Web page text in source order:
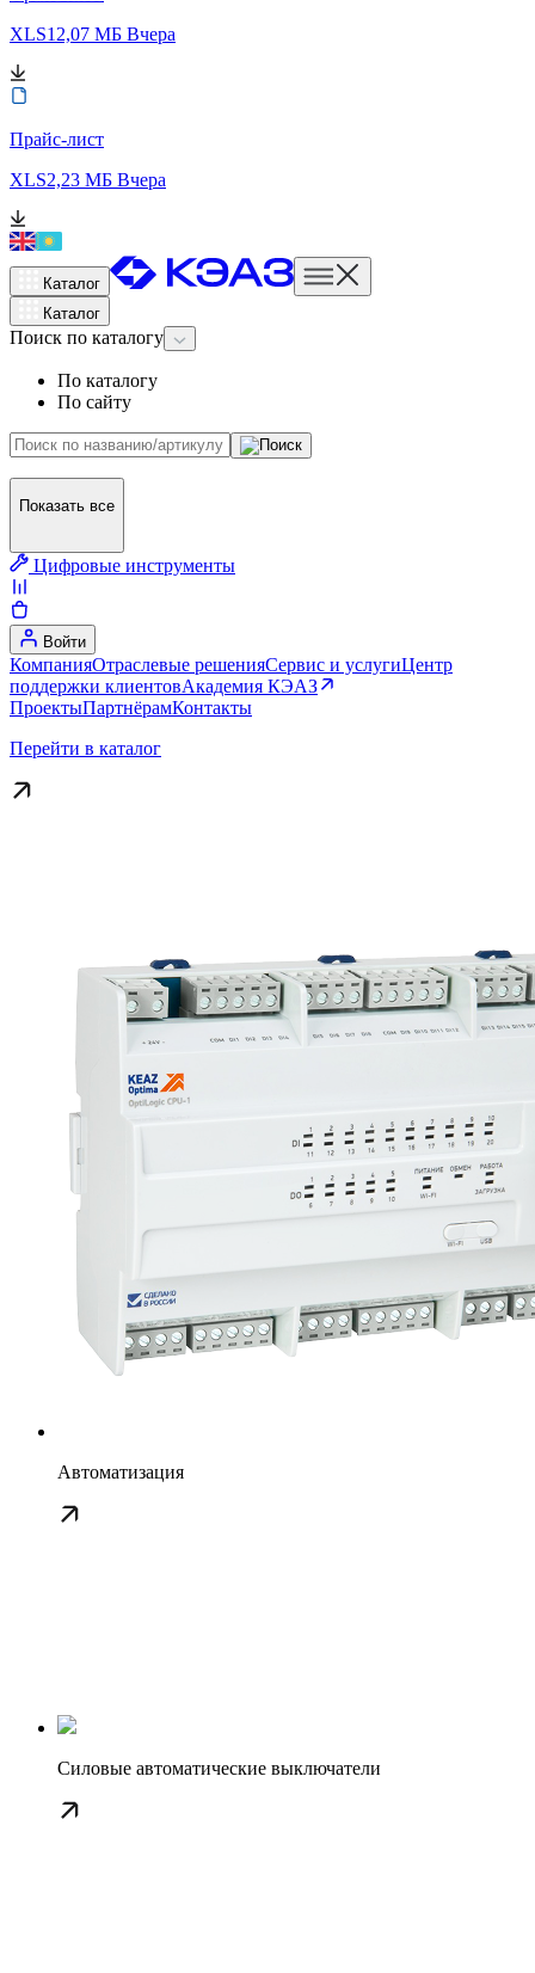
XLS12,07 МБ Вчера
Прайс-лист
XLS2,23 МБ Вчера
Каталог
Каталог
Поиск по каталогу
По каталогу
По сайту
Показать все
Цифровые инструменты
Войти
КомпанияОтраслевые решенияСервис и услугиЦентр
поддержки клиентовАкадемия КЭАЗ
ПроектыПартнёрамКонтакты
Перейти в каталог
Автоматизация
Силовые автоматические выключатели